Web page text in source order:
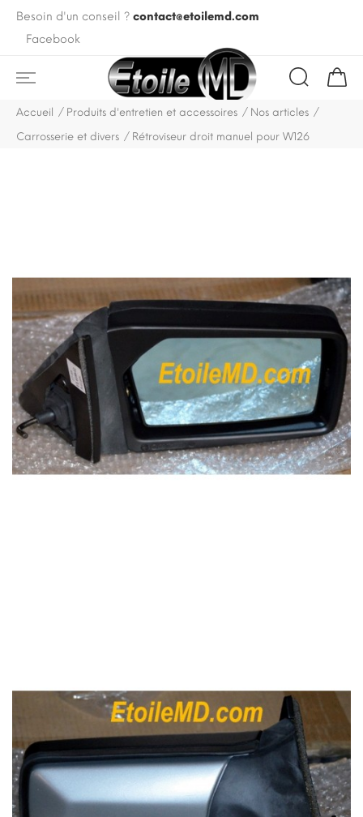
Besoin d'un conseil ? contact@etoilemd.com
Facebook
Accueil Produits d'entretien et accessoires
Nos articles
Carrosserie et divers
Rétroviseur droit manuel pour W126